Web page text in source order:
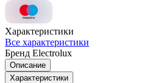
Характеристики
Все характеристики
Бренд Electrolux
Описание
Характеристики